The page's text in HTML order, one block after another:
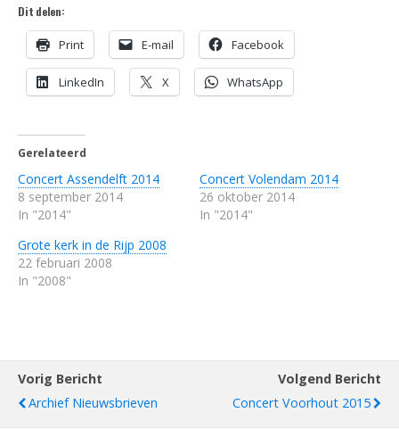
Dit delen:
Print E-mail Facebook
LinkedIn X WhatsApp
Gerelateerd
Concert Assendelft 2014
8 september 2014
In "2014"
Concert Volendam 2014
26 oktober 2014
In "2014"
Grote kerk in de Rijp 2008
22 februari 2008
In "2008"
Vorig Bericht
Archief Nieuwsbrieven
Volgend Bericht
Concert Voorhout 2015